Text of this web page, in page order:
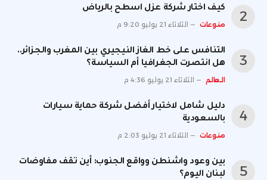
كيف اختار شركة عزل اسطح بالرياض
منوعات الثلاثاء 21 يوليو 9:20 م
التنافس على خط الغاز النيجيري بين المغرب والجزائر..
هل انتصرت الجغرافيا أم السياسة؟
العالم الثلاثاء 21 يوليو 4:36 م
دليل شامل لاختيار أفضل شركة حماية سيارات
بالسعودية
منوعات الثلاثاء 21 يوليو 2:03 م
بين وعود واشنطن وواقع الجنوب: أين تقف مفاوضات
لبنان اليوم؟